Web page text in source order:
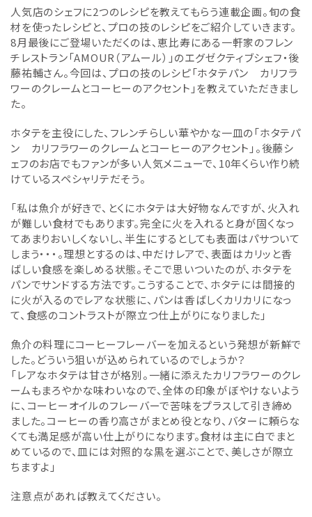
人気店のシェフに2つのレシピを教えてもらう連載企画。旬の食
材を使ったレシピと、プロの技のレシピをご紹介していきます。
8月最後にご登場いただくのは、恵比寿にある一軒家のフレン
チレストラン「AMOUR（アムール）」のエグゼクティブシェフ・後
藤祐輔さん。今回は、プロの技のレシピ「ホタテパン カリフラ
ワーのクレームとコーヒーのアクセント」を教えていただきまし
た。
ホタテを主役にした、フレンチらしい華やかな一皿の「ホタテパ
ン カリフラワーのクレームとコーヒーのアクセント」。後藤シ
ェフのお店でもファンが多い人気メニューで、10年くらい作り続
けているスペシャリテだそう。
「私は魚介が好きで、とくにホタテは大好物なんですが、火入れ
が難しい食材でもあります。完全に火を入れると身が固くなっ
てあまりおいしくないし、半生にするとしても表面はパサついて
しまう・・・。理想とするのは、中だけレアで、表面はカリッと香
ばしい食感を楽しめる状態。そこで思いついたのが、ホタテを
パンでサンドする方法です。こうすることで、ホタテには間接的
に火が入るのでレアな状態に、パンは香ばしくカリカリになっ
て、食感のコントラストが際立つ仕上がりになりました」
魚介の料理にコーヒーフレーバーを加えるという発想が新鮮で
した。どういう狙いが込められているのでしょうか？
「レアなホタテは甘さが格別。一緒に添えたカリフラワーのクレ
ームもまろやかな味わいなので、全体の印象がぼやけないよう
に、コーヒーオイルのフレーバーで苦味をプラスして引き締め
ました。コーヒーの香り高さがまとめ役となり、バターに頼らな
くても満足感が高い仕上がりになります。食材は主に白でまと
めているので、皿には対照的な黒を選ぶことで、美しさが際立
ちますよ」
注意点があれば教えてください。